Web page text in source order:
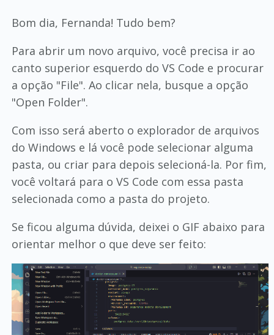
Bom dia, Fernanda! Tudo bem?
Para abrir um novo arquivo, você precisa ir ao
canto superior esquerdo do VS Code e procurar
a opção "File". Ao clicar nela, busque a opção
"Open Folder".
Com isso será aberto o explorador de arquivos
do Windows e lá você pode selecionar alguma
pasta, ou criar para depois selecioná-la. Por fim,
você voltará para o VS Code com essa pasta
selecionada como a pasta do projeto.
Se ficou alguma dúvida, deixei o GIF abaixo para
orientar melhor o que deve ser feito: